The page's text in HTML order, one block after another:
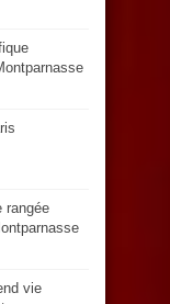
rangée
vie